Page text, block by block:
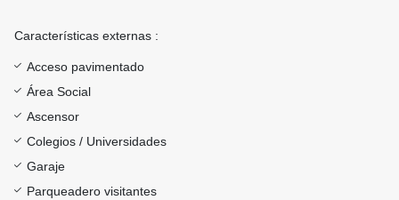
Características externas :
Acceso pavimentado
Área Social
Ascensor
Colegios / Universidades
Garaje
Parqueadero visitantes